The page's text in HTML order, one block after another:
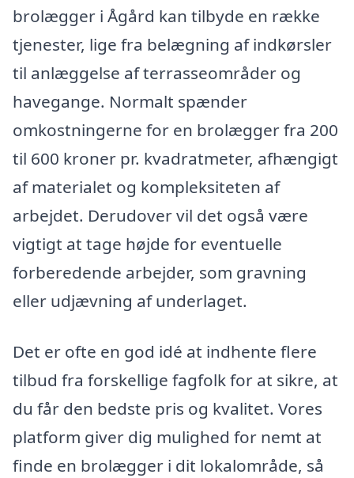
brolægger i Ågård kan tilbyde en række
tjenester, lige fra belægning af indkørsler
til anlæggelse af terrasseområder og
havegange. Normalt spænder
omkostningerne for en brolægger fra 200
til 600 kroner pr. kvadratmeter, afhængigt
af materialet og kompleksiteten af
arbejdet. Derudover vil det også være
vigtigt at tage højde for eventuelle
forberedende arbejder, som gravning
eller udjævning af underlaget.
Det er ofte en god idé at indhente flere
tilbud fra forskellige fagfolk for at sikre, at
du får den bedste pris og kvalitet. Vores
platform giver dig mulighed for nemt at
finde en brolægger i dit lokalområde, så